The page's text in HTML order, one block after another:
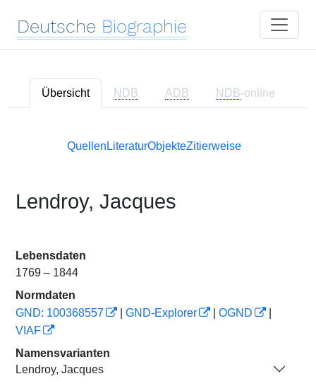
Deutsche Biographie
Übersicht NDB ADB NDB-online
Quellen LiteraturObjekteZitierweise
Lendroy, Jacques
Lebensdaten
1769 – 1844
Normdaten
GND: 100368557
GND-Explorer OGND
VIAF
Namensvarianten
Lendroy, Jacques